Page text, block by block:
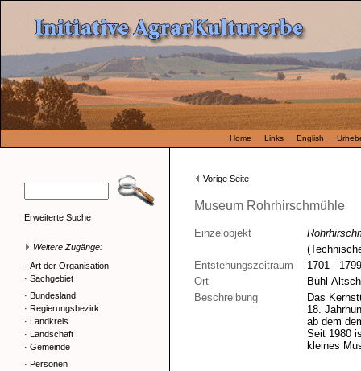
Home Links English
Erweiterte Suche
Weitere Zugänge:
· Art der Organisation
· Sachgebiet
· Bundesland
· Regierungsbezirk
· Landkreis
· Landschaft
· Gemeinde
· Personen
Vorige Seite
Museum Rohrhirschmühle
Einzelobjekt
Entstehungszeitraum
1701 - 1799
Ort
Bühl-
Beschreibung
Das
18.
ab dem
Seit 1980
kleines